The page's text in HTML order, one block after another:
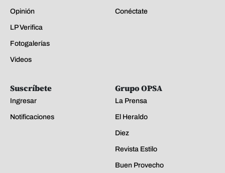
Opinión
LP Verifica
Fotogalerías
Videos
Conéctate
Suscríbete
Ingresar
Notificaciones
Grupo OPSA
La Prensa
El Heraldo
Diez
Revista Estilo
Buen Provecho